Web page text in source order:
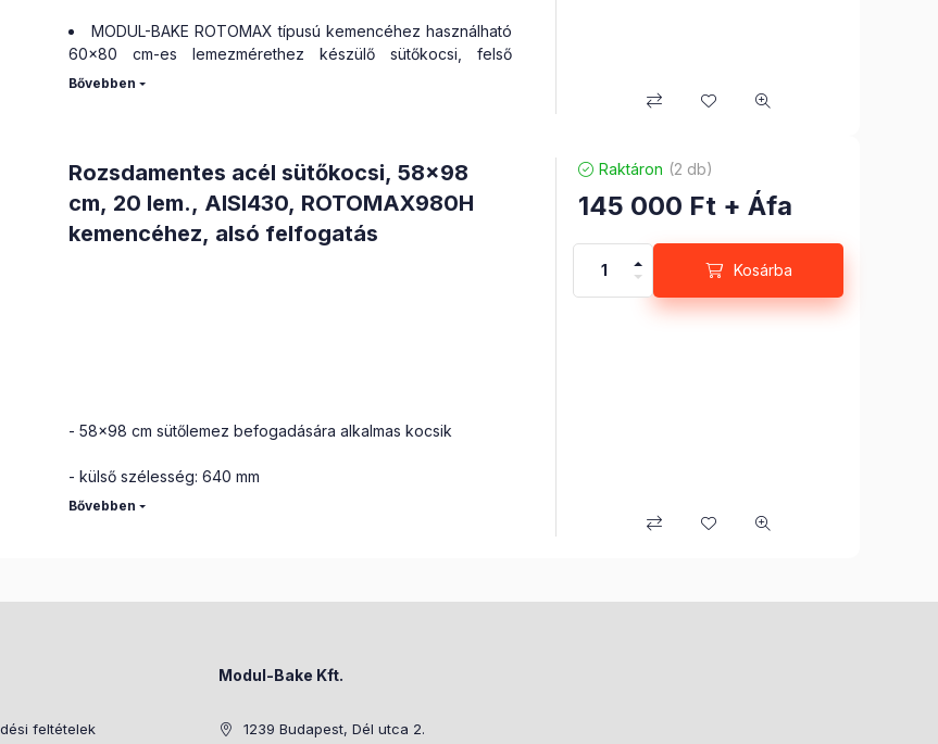
MODUL-BAKE ROTOMAX típusú kemencéhez használható
60x80 cm-es lemezmérethez készülő sütőkocsi, felső
felfogatásos kivitelben.
Halk futású, THERMOTEX hőálló kerekekkel szerelve
Amennyiben ROTOMAX kemencével rendelkezik, de
egyedi kocsimérethez kért átalakítást, vegye fel velünk a
kapcsolatot!
Rozsdamentes acél sütőkocsi, 58x98
cm, 20 lem., AISI430, ROTOMAX980H
kemencéhez, alsó felfogatás
- 58x98 cm sütőlemez befogadására alkalmas kocsik
- külső szélesség: 640 mm
Raktáron (2 db)
145 000 Ft + Áfa
Kosárba
feltételek
Modul-Bake Kft.
1239 Budapest, Dél utca 2.